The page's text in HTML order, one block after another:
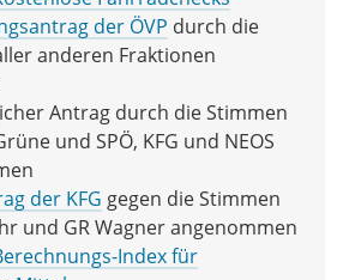
der ÖVP durch die
anderen Fraktionen
Antrag durch die Stimmen
und SPÖ, KFG und NEOS
der KFG gegen die Stimmen
und GR Wagner angenommen
Index für